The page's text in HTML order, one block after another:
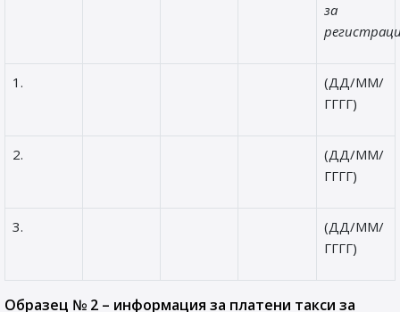
за
1.
(ДД/ММ/
ГГГГ)
2.
(ДД/ММ/
ГГГГ)
3.
(ДД/ММ/
ГГГГ)
Образец № 2 – информация за платени такси за